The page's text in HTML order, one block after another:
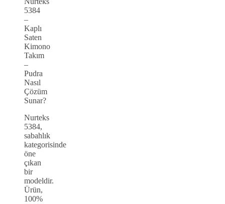
5384
–
Kaplı
Saten
Kimono
Takım
–
Pudra
Nasıl
Çözüm
Sunar?
Nurteks
5384,
sabahlık
kategorisinde
öne
çıkan
bir
modeldir.
Ürün,
100%